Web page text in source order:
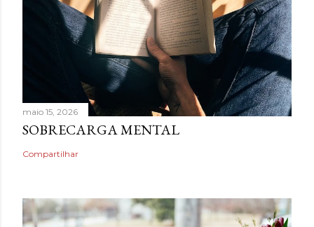
maio 15, 2026
SOBRECARGA MENTAL
Compartilhar